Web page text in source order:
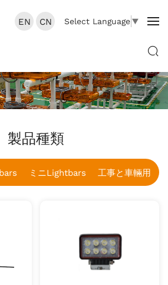
Select Language▼
EN CN
製品種類
ミニLightbars 工事と車輛用